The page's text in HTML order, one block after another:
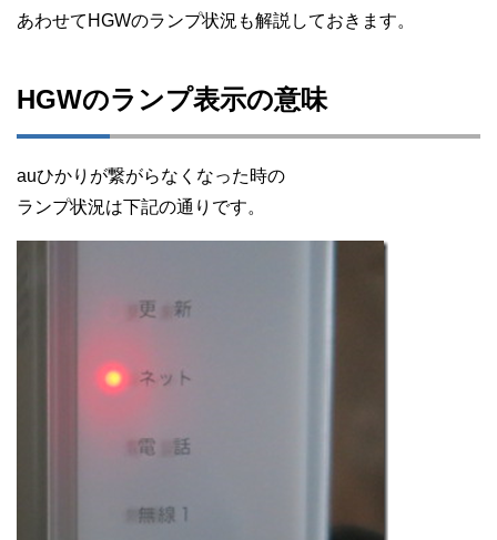
あわせてHGWのランプ状況も解説しておきます。
HGWのランプ表示の意味
auひかりが繋がらなくなった時の
ランプ状況は下記の通りです。